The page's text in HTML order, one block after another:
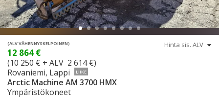
(ALV VÄHENNYSKELPOINEN)
12 864 €
(10 250 € + ALV 2 614 €)
Rovaniemi, Lappi
LIIKE
Arctic Machine AM 3700 HMX
Ympäristökoneet